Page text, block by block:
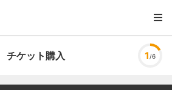
チケット購入 1 /6